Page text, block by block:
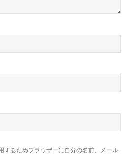
するためブラウザーに自分の名前、メール